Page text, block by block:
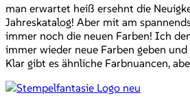
man erwartet heiß ersehnt die
Jahreskatalog! Aber mit am
immer noch die neuen Farben! Ich
immer wieder neue Farben geben
Klar gibt es ähnliche Farbnuancen,